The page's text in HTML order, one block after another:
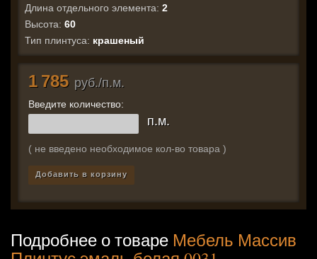
Длина отдельного элемента: 2
Высота: 60
Тип плинтуса: крашеный
1 785 руб./п.м.
Введите количество:
п.м.
( не введено необходимое кол-во товара )
Добавить в корзину
Подробнее о товаре Мебель Массив